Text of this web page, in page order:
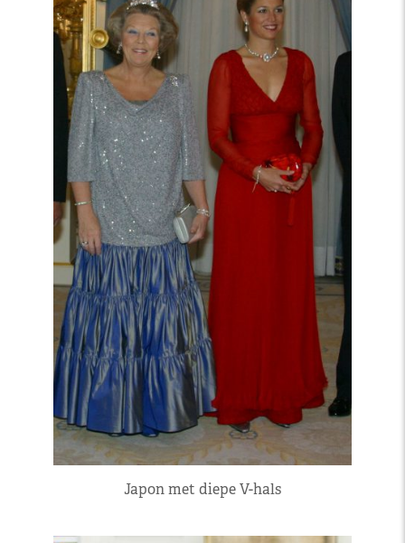
Japon met diepe V-hals